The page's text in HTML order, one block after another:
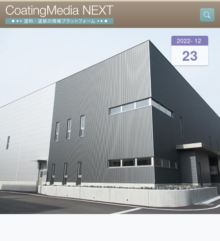
2022 - 12
23